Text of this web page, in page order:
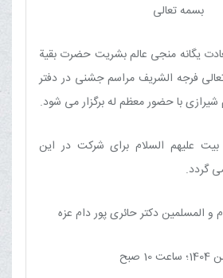
بسمه تعالی
یگانه منجی عالم بشریت حضرت بقیة
تعالی فرجه الشریف مراسم جشنی در دفتر
با حضور معظم له برگزار می شود.
بیت علیهم السلام برای شرکت در این
گردد.
المسلمین دکتر حائری پور دام عزه